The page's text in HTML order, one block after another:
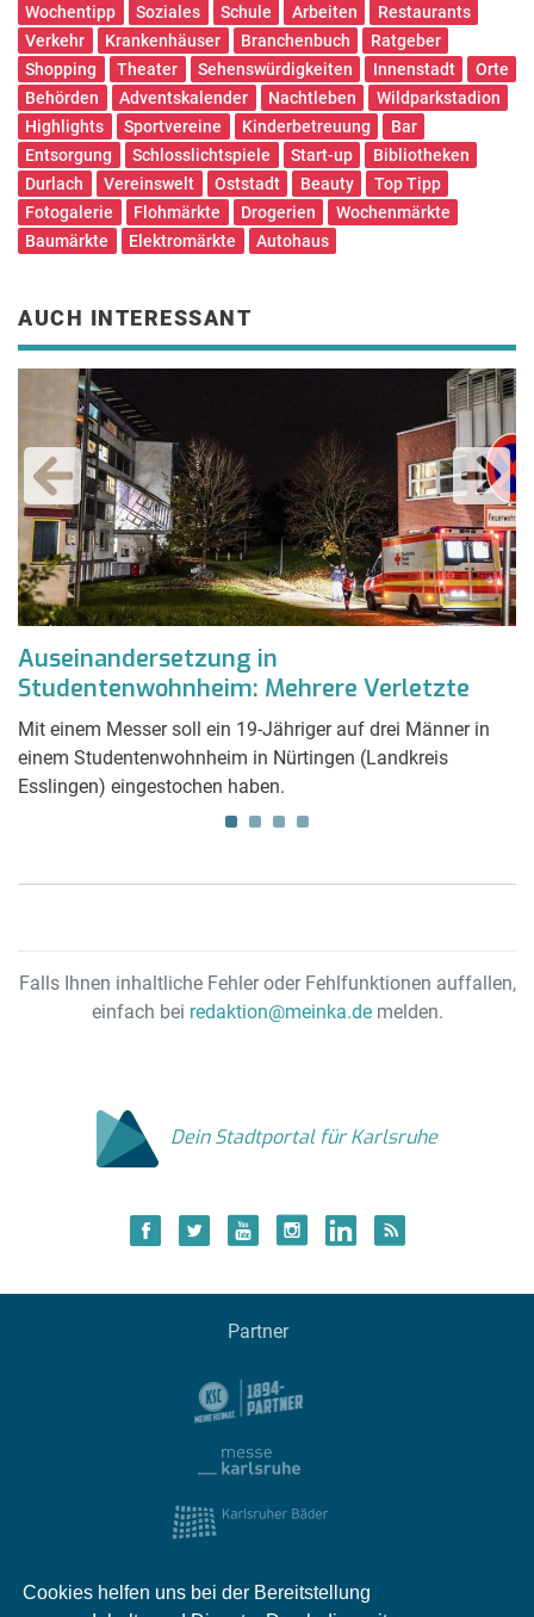
Cookies helfen uns bei der Bereitstellung
Wochentipp
Soziales Schule Arbeiten
Restaurants
Verkehr
Krankenhäuser Branchenbuch
Ratgeber
Shopping
Theater Sehenswürdigkeiten Innenstadt
Orte
Behörden
Adventskalender Nachtleben
Wildparkstadion
Highlights
Sportvereine Kinderbetreuung
Bar
Entsorgung
Schlosslichtspiele Start-up
Bibliotheken
Durlach
Vereinswelt Oststadt Beauty
Top Tipp
Fotogalerie
Flohmärkte Drogerien
Wochenmärkte
Baumärkte
Elektromärkte Autohaus
AUCH INTERESSANT
Auseinandersetzung in
Studentenwohnheim: Mehrere Verletzte
Mit einem Messer soll ein 19-Jähriger auf drei Männer in
einem Studentenwohnheim in Nürtingen (Landkreis
Esslingen) eingestochen haben.
Falls Ihnen inhaltliche Fehler oder Fehlfunktionen auffallen,
einfach bei redaktion@meinka.demelden.
Dein Stadtportal für Karlsruhe
Partner